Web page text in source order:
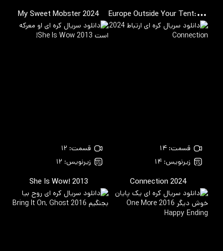
E
urope Outside Your Tent: Spain
My Sweet Mobster2024
قسمت: ۱۴
زیرنویس: ۱۴
Connection2024
قسمت: ۱۲
زیرنویس: ۱۲
She Is Wow!2013